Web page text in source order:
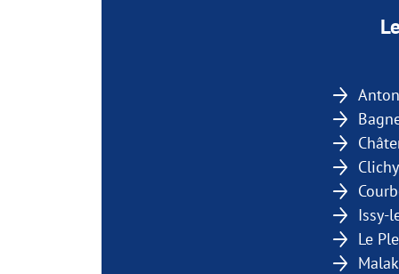
Clichy
Issy-
Le